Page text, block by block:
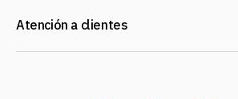
Atención a clientes